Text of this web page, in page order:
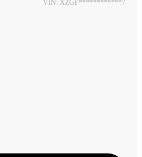
VIN: XZGF************7